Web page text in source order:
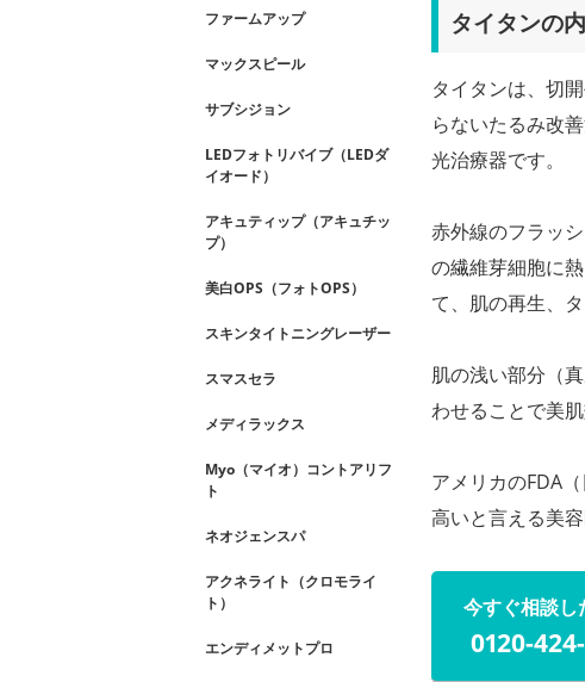
タイタンの
タイタンは、切
らないたるみ改
光治療器です。
赤外線のフラッ
の繊維芽細胞に
て、肌の再生、
肌の浅い部分（
わせることで美
アメリカのFDA
高いと言える美容
今すぐ相談し
0120-
ファームアップ
マックスピール
サブシジョン
LEDフォトリバイブ（LEDダ
イオード）
アキュティップ（アキュチッ
プ）
美白OPS（フォトOPS）
スキンタイトニングレーザー
スマスセラ
メディラックス
Myo（マイオ）コントアリフ
ト
ネオジェンスパ
アクネライト（クロモライ
ト）
エンディメットプロ